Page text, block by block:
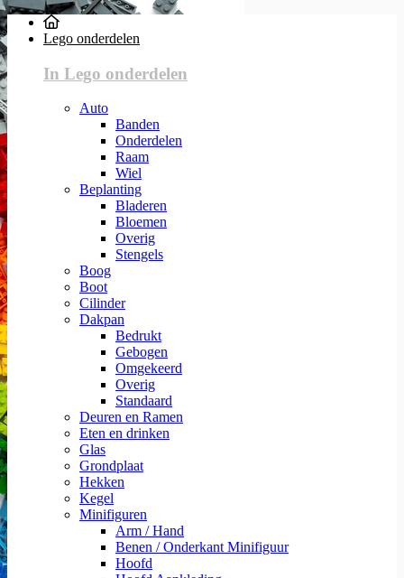
Lego onderdelen
In Lego onderdelen
Auto
Banden
Onderdelen
Raam
Wiel
Beplanting
Bladeren
Bloemen
Overig
Stengels
Boog
Boot
Cilinder
Dakpan
Bedrukt
Gebogen
Omgekeerd
Overig
Standaard
Deuren en Ramen
Eten en drinken
Glas
Grondplaat
Hekken
Kegel
Minifiguren
Arm / Hand
Benen / Onderkant Minifiguur
Hoofd